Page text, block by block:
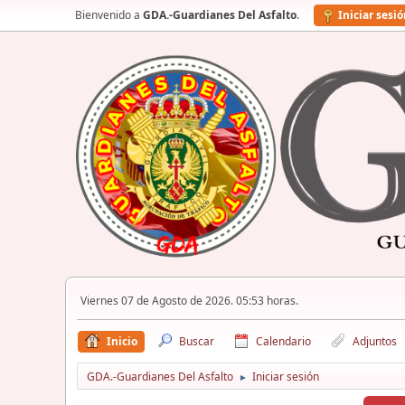
Bienvenido a GDA.-Guardianes Del Asfalto. Iniciar
Viernes 07 de Agosto de 2026. 05:53 horas.
Inicio Buscar Calendario Adjuntos
GDA.-Guardianes Del Asfalto ► Iniciar sesión